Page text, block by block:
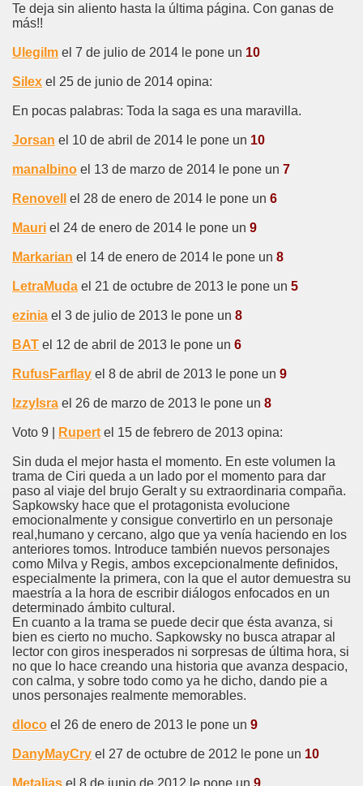
Te deja sin aliento hasta la última página. Con ganas de
más!!
Ulegilm el 7 de julio de 2014 le pone un 10
Silex el 25 de junio de 2014 opina:
En pocas palabras: Toda la saga es una maravilla.
Jorsan el 10 de abril de 2014 le pone un 10
manalbino el 13 de marzo de 2014 le pone un 7
Renovell el 28 de enero de 2014 le pone un 6
Mauri el 24 de enero de 2014 le pone un 9
Markarian el 14 de enero de 2014 le pone un 8
LetraMuda el 21 de octubre de 2013 le pone un 5
ezinia el 3 de julio de 2013 le pone un 8
BAT el 12 de abril de 2013 le pone un 6
RufusFarflay el 8 de abril de 2013 le pone un 9
IzzyIsra el 26 de marzo de 2013 le pone un 8
Voto 9 | Rupert el 15 de febrero de 2013 opina:
Sin duda el mejor hasta el momento. En este volumen la
trama de Ciri queda a un lado por el momento para dar
paso al viaje del brujo Geralt y su extraordinaria compaña.
Sapkowsky hace que el protagonista evolucione
emocionalmente y consigue convertirlo en un personaje
real,humano y cercano, algo que ya venía haciendo en los
anteriores tomos. Introduce también nuevos personajes
como Milva y Regis, ambos excepcionalmente definidos,
especialmente la primera, con la que el autor demuestra su
maestría a la hora de escribir diálogos enfocados en un
determinado ámbito cultural.
En cuanto a la trama se puede decir que ésta avanza, si
bien es cierto no mucho. Sapkowsky no busca atrapar al
lector con giros inesperados ni sorpresas de última hora, si
no que lo hace creando una historia que avanza despacio,
con calma, y sobre todo como ya he dicho, dando pie a
unos personajes realmente memorables.
dloco el 26 de enero de 2013 le pone un 9
DanyMayCry el 27 de octubre de 2012 le pone un 10
Metaljas el 8 de junio de 2012 le pone un 9